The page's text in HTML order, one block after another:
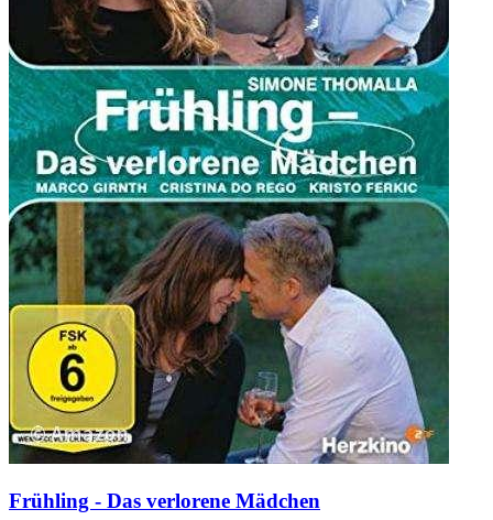
Frühling - Das verlorene Mädchen